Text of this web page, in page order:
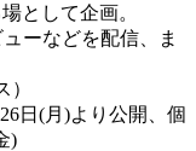
として企画。
ーなどを配信、ま
日(月)より公開、個
)